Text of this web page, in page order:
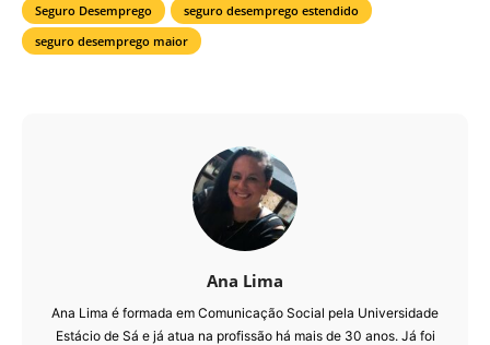
Seguro Desemprego
seguro desemprego estendido
seguro desemprego maior
Ana Lima
Ana Lima é formada em Comunicação Social pela Universidade
Estácio de Sá e já atua na profissão há mais de 30 anos. Já foi